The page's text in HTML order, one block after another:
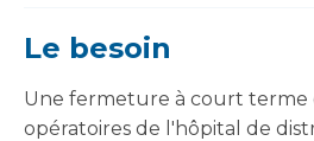
Le besoin
Une fermeture à court terme
opératoires de l'hôpital de